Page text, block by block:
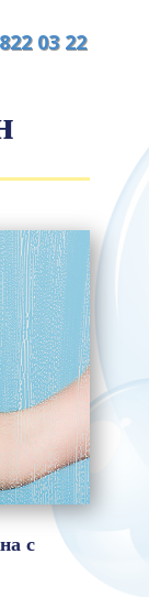
03 22
с